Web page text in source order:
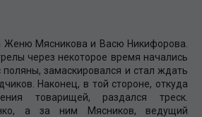
Женю Мясникова и Васю Никифорова.
через некоторое время начались
замаскировался и стал ждать
Наконец, в той стороне, откуда
товарищей, раздался треск.
а за ним Мясников, ведущий